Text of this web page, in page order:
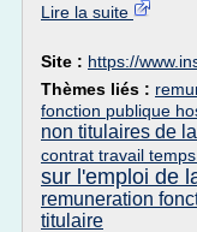
Lire la suite
Site : https://
Thèmes liés :
fonction publique
non titulaires de
contrat travail
sur l'emploi de
remuneration
titulaire